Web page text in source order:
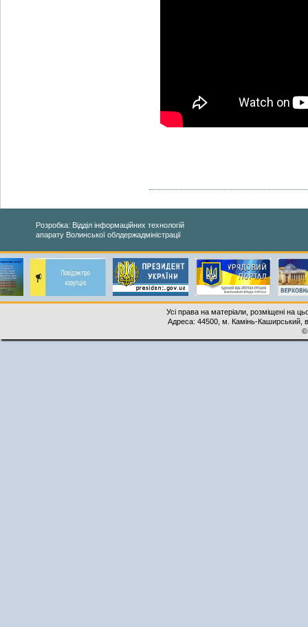
Розробка: Відділ інформаційних технологій
апарату Волинської облдержадміністрації
Усі права на матеріали, розміщені на
Адреса: 44500, м. Камінь-Каширський,
©